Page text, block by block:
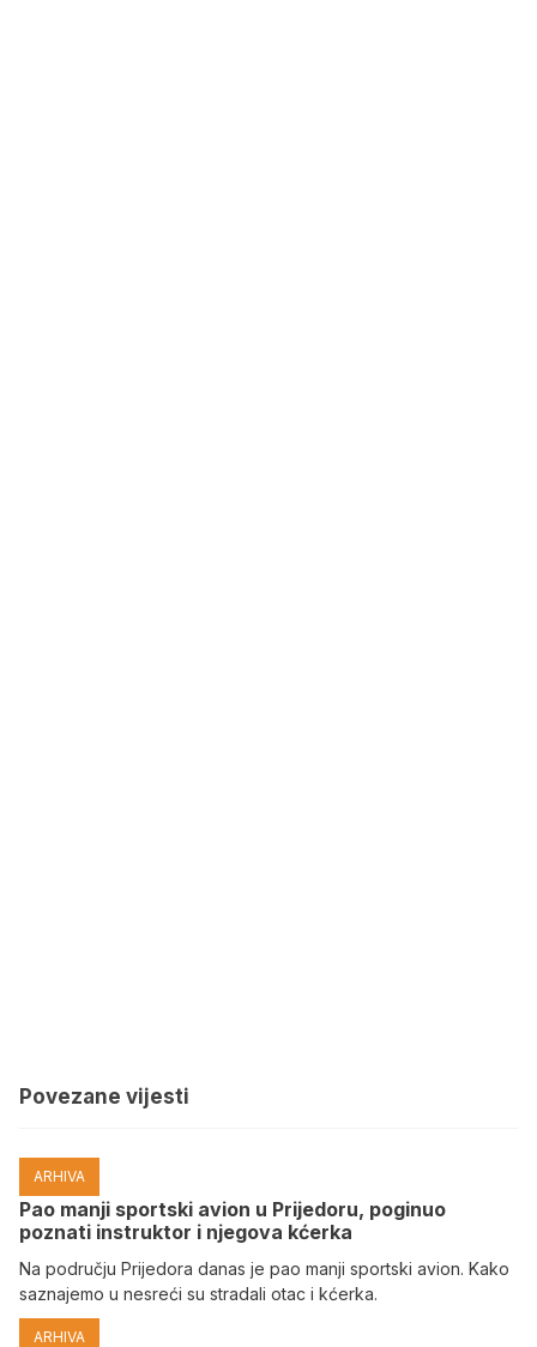
Povezane vijesti
ARHIVA
Pao manji sportski avion u Prijedoru, poginuo
poznati instruktor i njegova kćerka
Na području Prijedora danas je pao manji sportski avion. Kako
saznajemo u nesreći su stradali otac i kćerka.
ARHIVA